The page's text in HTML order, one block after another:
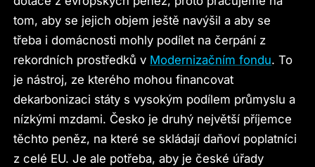
tom, aby se jejich objem ještě navýšil a aby se
třeba i domácnosti mohly podílet na čerpání z
rekordních prostředků v Modernizačním fondu. To
je nástroj, ze kterého mohou financovat
dekarbonizaci státy s vysokým podílem průmyslu a
nízkými mzdami. Česko je druhý největší příjemce
těchto peněz, na které se skládají daňoví poplatníci
z celé EU. Je ale potřeba, aby je české úřady